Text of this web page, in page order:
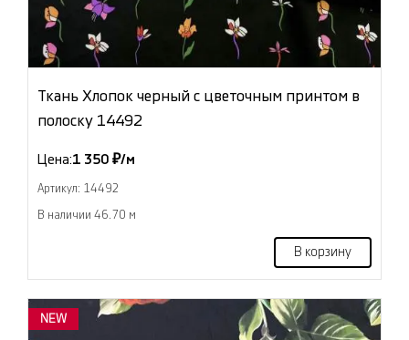
Ткань Хлопок черный с цветочным принтом в
полоску 14492
Цена:1 350 ₽/м
Артикул: 14492
В наличии 46.70 м
В корзину
NEW